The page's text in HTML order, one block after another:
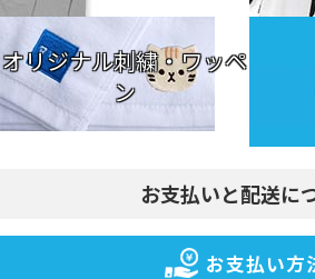
オリジナル刺繍・ワッペ
ン
お支払いと配送に
お支払い方